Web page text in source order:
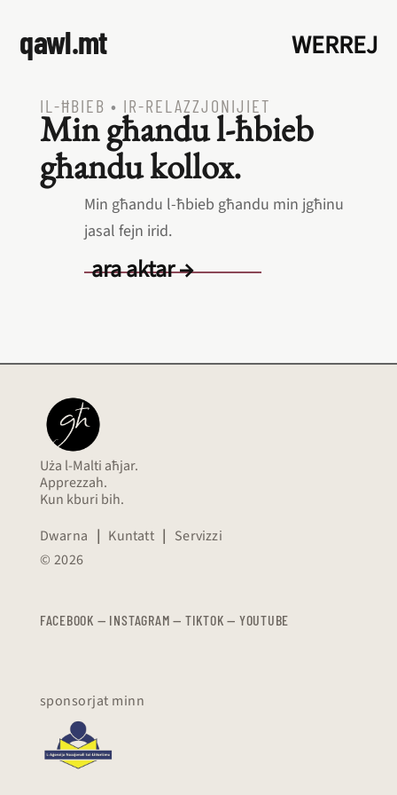
qawl.mt WERREJ
IL‑ĦBIEB • IR‑RELAZZJONIJIET
Min għandu l‑ħbieb
għandu kollox.
Min għandu l‑ħbieb għandu min jgħinu
jasal fejn irid.
ara aktar →
Uża l-Malti aħjar.
Apprezzah.
Kun kburi bih.
Dwarna | Kuntatt | Servizzi
© 2026
FACEBOOK — INSTAGRAM — TIKTOK — YOUTUBE
sponsorjat minn